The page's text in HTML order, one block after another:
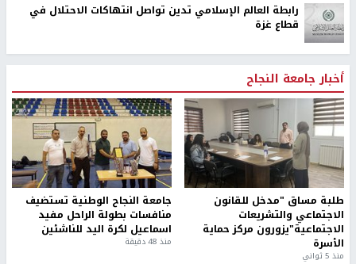
رابطة العالم الإسلامي تدين تواصل انتهاكات الاحتلال في
قطاع غزة
أخبار جامعة النجاح
طلبة مساق "مدخل للقانون
الاجتماعي والتشريعات
الاجتماعية"يزورون مركز حماية
الأسرة
منذ 5 ثواني
جامعة النجاح الوطنية تستضيف
منافسات بطولة الراحل مفيد
اسماعيل لكرة اليد للناشئين
منذ 48 دقيقة